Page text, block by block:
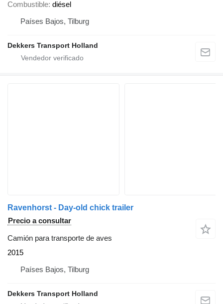
Combustible diésel
Países Bajos, Tilburg
Dekkers Transport Holland
Ravenhorst - Day-old chick trailer
Precio a consultar
Camión para transporte de aves
2015
Países Bajos, Tilburg
Dekkers Transport Holland